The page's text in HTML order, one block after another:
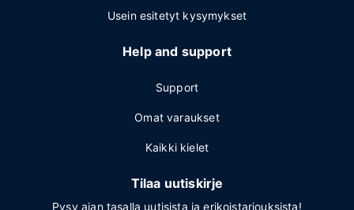
Usein esitetyt kysymykset
Help and support
Support
Omat varaukset
Kaikki kielet
Tilaa uutiskirje
Pysy ajan tasalla uutisista ja erikoistarjouksista!